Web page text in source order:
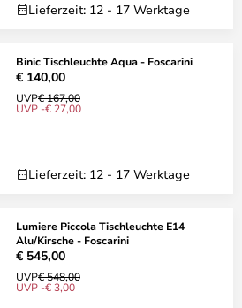
Lieferzeit: 12 - 17 Werktage
Binic Tischleuchte Aqua - Foscarini
€ 140,00
UVP€ 167,00
UVP -€ 27,00
Lieferzeit: 12 - 17 Werktage
Lumiere Piccola Tischleuchte E14
Alu/Kirsche - Foscarini
€ 545,00
UVP€ 548,00
UVP -€ 3,00